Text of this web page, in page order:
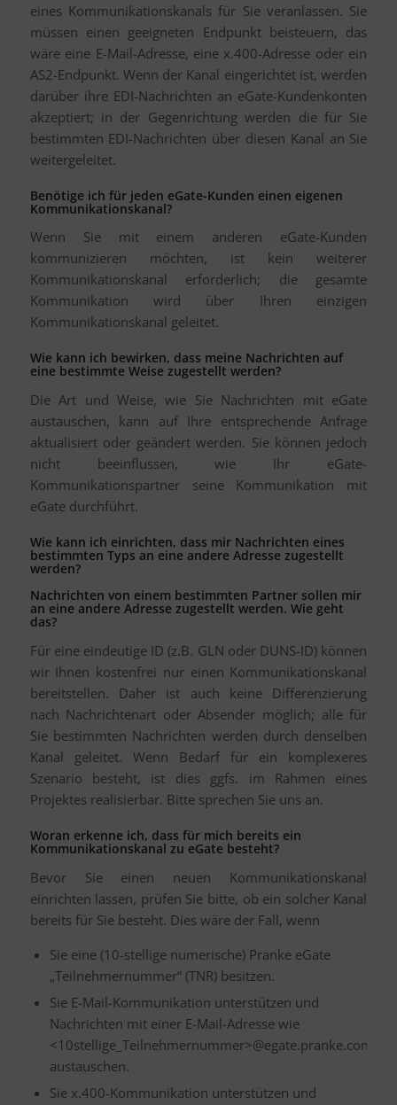
eines Kommunikationskanals für Sie veranlassen. Sie
müssen einen geeigneten Endpunkt beisteuern, das
wäre eine E-Mail-Adresse, eine x.400-Adresse oder ein
AS2-Endpunkt. Wenn der Kanal eingerichtet ist, werden
darüber ihre EDI-Nachrichten an eGate-Kundenkonten
akzeptiert; in der Gegenrichtung werden die für Sie
bestimmten EDI-Nachrichten über diesen Kanal an Sie
weitergeleitet.
Benötige ich für jeden eGate-Kunden einen eigenen
Kommunikationskanal?
Wenn Sie mit einem anderen eGate-Kunden
kommunizieren möchten, ist kein weiterer
Kommunikationskanal erforderlich; die gesamte
Kommunikation wird über Ihren einzigen
Kommunikationskanal geleitet.
Wie kann ich bewirken, dass meine Nachrichten auf
eine bestimmte Weise zugestellt werden?
Die Art und Weise, wie Sie Nachrichten mit eGate
austauschen, kann auf Ihre entsprechende Anfrage
aktualisiert oder geändert werden. Sie können jedoch
nicht beeinflussen, wie Ihr eGate-
Kommunikationspartner seine Kommunikation mit
eGate durchführt.
Wie kann ich einrichten, dass mir Nachrichten eines
bestimmten Typs an eine andere Adresse zugestellt
werden?
Nachrichten von einem bestimmten Partner sollen mir
an eine andere Adresse zugestellt werden. Wie geht
das?
Für eine eindeutige ID (z.B. GLN oder DUNS-ID) können
wir Ihnen kostenfrei nur einen Kommunikationskanal
bereitstellen. Daher ist auch keine Differenzierung
nach Nachrichtenart oder Absender möglich; alle für
Sie bestimmten Nachrichten werden durch denselben
Kanal geleitet. Wenn Bedarf für ein komplexeres
Szenario besteht, ist dies ggfs. im Rahmen eines
Projektes realisierbar. Bitte sprechen Sie uns an.
Woran erkenne ich, dass für mich bereits ein
Kommunikationskanal zu eGate besteht?
Bevor Sie einen neuen Kommunikationskanal
einrichten lassen, prüfen Sie bitte, ob ein solcher Kanal
bereits für Sie besteht. Dies wäre der Fall, wenn
Sie eine (10-stellige numerische) Pranke eGate
„Teilnehmernummer“ (TNR) besitzen.
Sie E-Mail-Kommunikation unterstützen und
Nachrichten mit einer E-Mail-Adresse wie
<10stellige_Teilnehmernummer>@egate.pranke.com
austauschen.
Sie x.400-Kommunikation unterstützen und